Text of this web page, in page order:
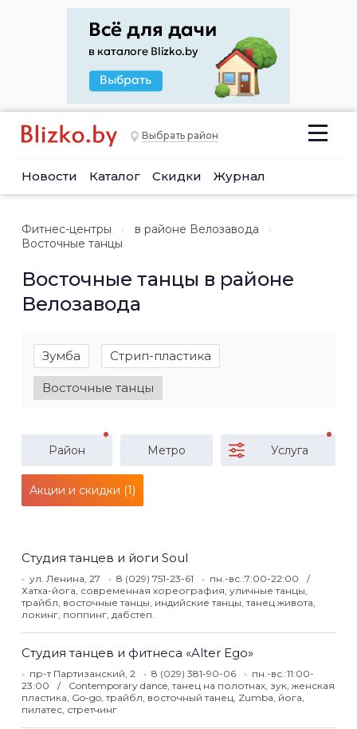
Выбрать район
Новости Каталог Скидки Журнал
Фитнес-центры
в районе Велозавода
Восточные танцы
Восточные танцы в районе
Велозавода
Зумба Стрип-пластика
Восточные танцы
Район Метро Услуга
Акции и скидки (1)
Студия танцев и йоги Soul
ул. Ленина, 27 8 (029) 751-23-61
пн.-вс.:7:00-22:00
Хатха-йога, современная хореография, уличные танцы,
трайбл, восточные танцы, индийские танцы, танец живота,
локинг, поппинг, дабстеп.
Студия танцев и фитнеса «Alter Ego»
пр-т Партизанский, 2 8 (029) 381-90-06
пн.-вс.:11:00-
23:00
Contemporary dance, танец на полотнах, зук, женская
пластика, Go-go, трайбл, восточный танец, Zumba, йога,
пилатес, стретчинг